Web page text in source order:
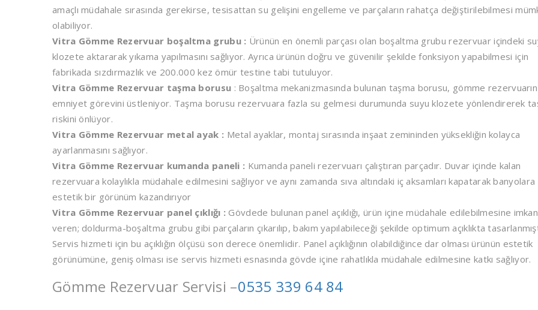
amaçlı müdahale sırasında gerekirse, tesisattan su gelişini engelleme ve parçaların rahatça değiştirilebilmesi
olabiliyor.
Vitra Gömme Rezervuar boşaltma grubu : Ürünün en önemli parçası olan boşaltma grubu rezervuar içindeki
klozete aktararak yıkama yapılmasını sağlıyor. Ayrıca ürünün doğru ve güvenilir şekilde fonksiyon yapabilmesi için
fabrikada sızdırmazlık ve 200.000 kez ömür testine tabi tutuluyor.
Vitra Gömme Rezervuar taşma borusu : Boşaltma mekanizmasında bulunan taşma borusu, gömme rezervuarın
emniyet görevini üstleniyor. Taşma borusu rezervuara fazla su gelmesi durumunda suyu klozete yönlendirerek
riskini önlüyor.
Vitra Gömme Rezervuar metal ayak : Metal ayaklar, montaj sırasında inşaat zemininden yüksekliğin kolayca
ayarlanmasını sağlıyor.
Vitra Gömme Rezervuar kumanda paneli : Kumanda paneli rezervuarı çalıştıran parçadır. Duvar içinde kalan
rezervuara kolaylıkla müdahale edilmesini sağlıyor ve aynı zamanda sıva altındaki iç aksamları kapatarak banyolara
estetik bir görünüm kazandırıyor
Vitra Gömme Rezervuar panel çıklığı : Gövdede bulunan panel açıklığı, ürün içine müdahale edilebilmesine imkan
veren; doldurma-boşaltma grubu gibi parçaların çıkarılıp, bakım yapılabileceği şekilde optimum açıklıkta
Servis hizmeti için bu açıklığın ölçüsü son derece önemlidir. Panel açıklığının olabildiğince dar olması ürünün estetik
görünümüne, geniş olması ise servis hizmeti esnasında gövde içine rahatlıkla müdahale edilmesine katkı sağlıyor.
Gömme Rezervuar Servisi –0535 339 64 84